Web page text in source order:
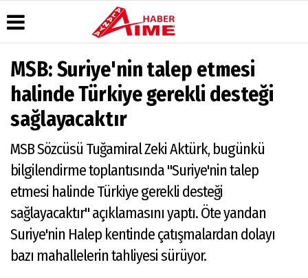
Üye Paneli
Haber
Arşivi
Dergi
Arşivi
Günün
Haberleri
Hava
Durumu
Gazete
Manşetleri
Anketler
Biyografiler
Köşe
Yazarları
Foto
AlanyaTime
TV
Gazipaşa
Canlı Uçak
Künye
MSB: Suriye'nin talep etmesi
halinde Türkiye gerekli desteği
sağlayacaktır
MSB Sözcüsü Tuğamiral Zeki Aktürk, bugünkü
bilgilendirme toplantısında "Suriye'nin talep
etmesi halinde Türkiye gerekli desteği
sağlayacaktır" açıklamasını yaptı. Öte yandan
Suriye'nin Halep kentinde çatışmalardan dolayı
bazı mahallelerin tahliyesi sürüyor.